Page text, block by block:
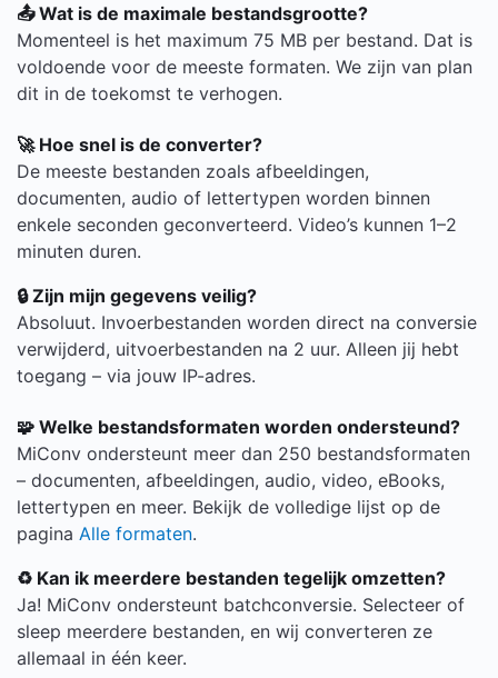
📤 Wat is de maximale bestandsgrootte?
Momenteel is het maximum 75 MB per bestand. Dat is
voldoende voor de meeste formaten. We zijn van plan
dit in de toekomst te verhogen.
🚀 Hoe snel is de converter?
De meeste bestanden zoals afbeeldingen,
documenten, audio of lettertypen worden binnen
enkele seconden geconverteerd. Video’s kunnen 1–2
minuten duren.
🔒 Zijn mijn gegevens veilig?
Absoluut. Invoerbestanden worden direct na conversie
verwijderd, uitvoerbestanden na 2 uur. Alleen jij hebt
toegang – via jouw IP-adres.
🧩 Welke bestandsformaten worden ondersteund?
MiConv ondersteunt meer dan 250 bestandsformaten
– documenten, afbeeldingen, audio, video, eBooks,
lettertypen en meer. Bekijk de volledige lijst op de
pagina Alle formaten.
♻️ Kan ik meerdere bestanden tegelijk omzetten?
Ja! MiConv ondersteunt batchconversie. Selecteer of
sleep meerdere bestanden, en wij converteren ze
allemaal in één keer.